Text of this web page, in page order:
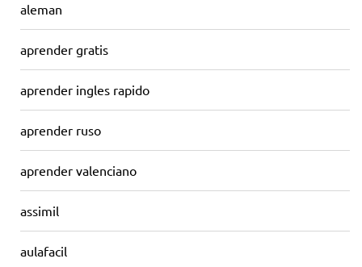
aleman
aprender gratis
aprender ingles rapido
aprender ruso
aprender valenciano
assimil
aulafacil